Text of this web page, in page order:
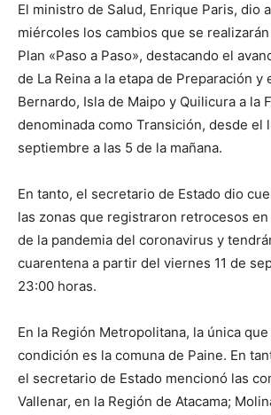
El ministro de Salud, Enrique Paris, dio
miércoles los cambios que se
Plan «Paso a Paso», destacando el
de La Reina a la etapa de Preparación y
Bernardo, Isla de Maipo y Quilicura a la
denominada como Transición, desde el
septiembre a las 5 de la mañana.
En tanto, el secretario de Estado dio
las zonas que registraron retrocesos
de la pandemia del coronavirus y
cuarentena a partir del viernes 11 de
23:00 horas.
En la Región Metropolitana, la única
condición es la comuna de Paine. En
el secretario de Estado mencionó las
Vallenar, en la Región de Atacama;